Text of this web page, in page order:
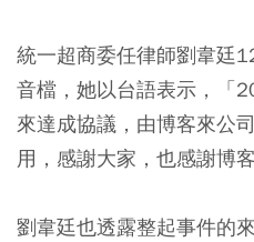
統一超商委任律師劉韋廷
音檔，她以台語表示，「
來達成協議，由博客來公
用，感謝大家，也感謝博客
劉韋廷也透露整起事件的